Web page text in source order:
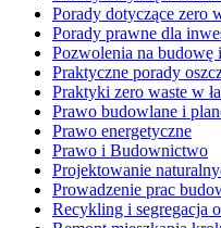
Porady dotyczące zero
Porady prawne dla
Pozwolenia na budowę
Praktyczne porady
Praktyki zero waste w
Prawo budowlane i
Prawo energetyczne
Prawo i Budownictwo
Projektowanie
Prowadzenie prac
Recykling i segregacja